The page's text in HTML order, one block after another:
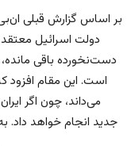
بر اساس گزارش قبلی
دولت اسرائیل
دست‌نخورده باقی
است. این مقام افزود
می‌داند، چون اگر
جدید انجام خواهد داد.